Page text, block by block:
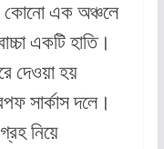
কোনো এক অঞ্চলে
একটি হাতি।
দেওয়া হয়
সার্কাস দলে।
নিয়ে